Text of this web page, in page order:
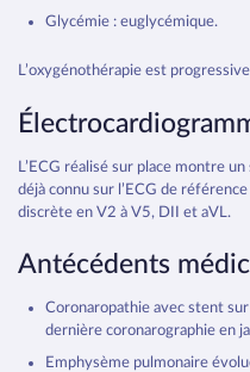
Glycémie : euglycémique.
L’oxygénothérapie est
L’ECG réalisé sur place montre
déjà connu sur l’ECG de
discrète en V2 à V5, DII et aVL.
Antécédents
Coronaropathie avec stent
dernière coronarographie en
Emphysème pulmonaire